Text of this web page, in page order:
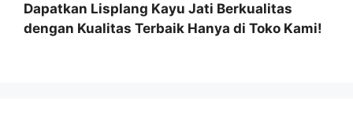
Dapatkan Lisplang Kayu Jati Berkualitas
dengan Kualitas Terbaik Hanya di Toko Kami!